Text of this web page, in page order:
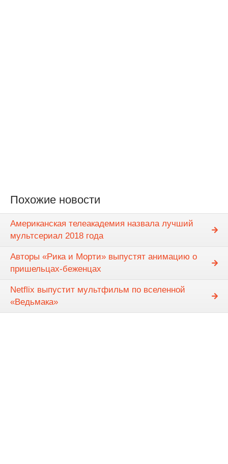
Похожие новости
Американская телеакадемия назвала лучший
мультсериал 2018 года
Авторы «Рика и Морти» выпустят анимацию о
пришельцах-беженцах
Netflix выпустит мультфильм по вселенной
«Ведьмака»